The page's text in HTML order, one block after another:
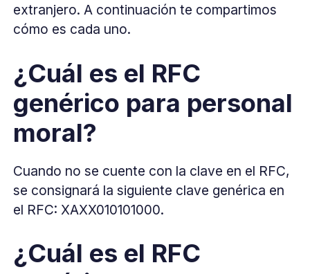
extranjero. A continuación te compartimos
cómo es cada uno.
¿Cuál es el RFC
genérico para personal
moral?
Cuando no se cuente con la clave en el RFC,
se consignará la siguiente clave genérica en
el RFC: XAXX010101000.
¿Cuál es el RFC